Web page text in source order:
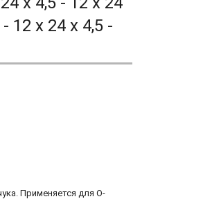
12 x 24 x 4,5 -
Применяется для О-